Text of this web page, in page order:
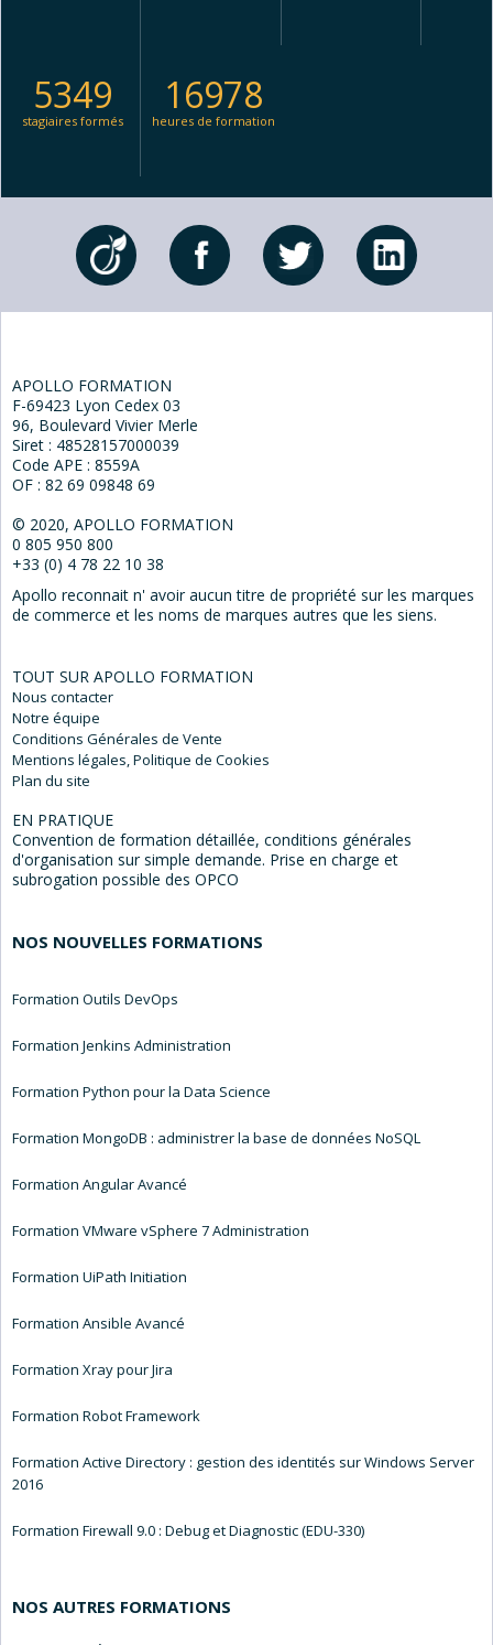
5349
stagiaires formés
16978
heures de formation
APOLLO FORMATION
F-69423 Lyon Cedex 03
96, Boulevard Vivier Merle
Siret : 48528157000039
Code APE : 8559A
OF : 82 69 09848 69
© 2020, APOLLO FORMATION
0 805 950 800
+33 (0) 4 78 22 10 38
Apollo reconnait n' avoir aucun titre de propriété sur les marques
de commerce et les noms de marques autres que les siens.
TOUT SUR APOLLO FORMATION
Nous contacter
Notre équipe
Conditions Générales de Vente
Mentions légales, Politique de Cookies
Plan du site
EN PRATIQUE
Convention de formation détaillée, conditions générales
d'organisation sur simple demande. Prise en charge et
subrogation possible des OPCO
NOS NOUVELLES FORMATIONS
Formation Outils DevOps
Formation Jenkins Administration
Formation Python pour la Data Science
Formation MongoDB : administrer la base de données NoSQL
Formation Angular Avancé
Formation VMware vSphere 7 Administration
Formation UiPath Initiation
Formation Ansible Avancé
Formation Xray pour Jira
Formation Robot Framework
Formation Active Directory : gestion des identités sur Windows Server
2016
Formation Firewall 9.0 : Debug et Diagnostic (EDU-330)
NOS AUTRES FORMATIONS